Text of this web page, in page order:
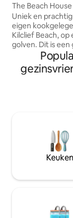
The Beach
Uniek en
eigen
Kilclief Beach,
golven. Dit is een
uitzonderlijke
de buurt van
watersporten
wandelen,
bieden een
Restaurants op
rijden, met
Keuken